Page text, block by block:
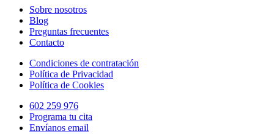
Sobre nosotros
Blog
Preguntas frecuentes
Contacto
Condiciones de contratación
Política de Privacidad
Política de Cookies
602 259 976
Programa tu cita
Envíanos email